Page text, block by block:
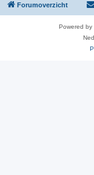
Forumoverzicht
Powered by